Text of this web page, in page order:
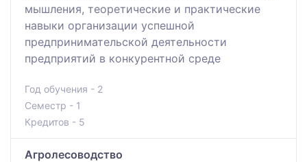
мышления, теоретические и практические
навыки организации успешной
предпринимательской деятельности
предприятий в конкурентной среде
Год обучения - 2
Семестр - 1
Кредитов - 5
Агролесоводство